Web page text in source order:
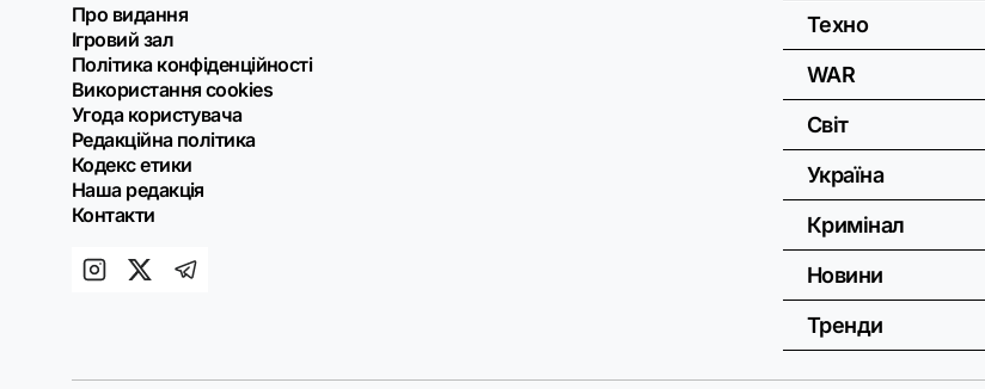
Про видання
Ігровий зал
Політика конфіденційності
Використання cookies
Угода користувача
Редакційна політика
Кодекс етики
Наша редакція
Контакти
Техно
WAR
Світ
Україна
Кримінал
Новини
Тренди